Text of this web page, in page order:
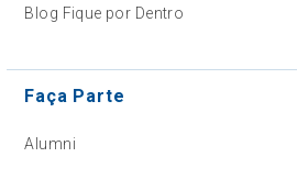
Blog Fique por Dentro
Faça Parte
Alumni